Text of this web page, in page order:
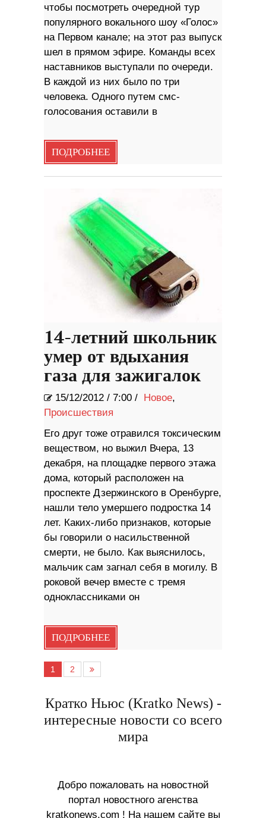
чтобы посмотреть очередной тур
популярного вокального шоу «Голос»
на Первом канале; на этот раз выпуск
шел в прямом эфире. Команды всех
наставников выступали по очереди.
В каждой из них было по три
человека. Одного путем смс-
голосования оставили в
ПОДРОБНЕЕ
14-летний школьник
умер от вдыхания
газа для зажигалок
15/12/2012 / 7:00 / Новое,
Происшествия
Его друг тоже отравился токсическим
веществом, но выжил Вчера, 13
декабря, на площадке первого этажа
дома, который расположен на
проспекте Дзержинского в Оренбурге,
нашли тело умершего подростка 14
лет. Каких-либо признаков, которые
бы говорили о насильственной
смерти, не было. Как выяснилось,
мальчик сам загнал себя в могилу. В
роковой вечер вместе с тремя
одноклассниками он
ПОДРОБНЕЕ
1 2
Кратко Ньюс (Kratko News) -
интересные новости со всего
мира
Добро пожаловать на новостной
портал новостного агенства
kratkonews.com ! На нашем сайте вы